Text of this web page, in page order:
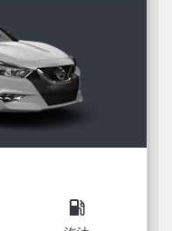
local_gas_station